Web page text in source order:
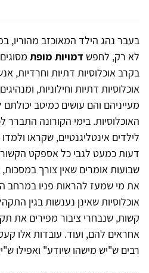
בעבר נהג הילד המאוכזב מהוריו,
לא רק, לחפש דמויות מופת
בקרב אוכלוסיות דתיות וחרדיות,
אוכלוסיות דתיות וחילוניות,
מעייניהם והם עושים כמיטב
האוכלוסיות. בימי הקורונה
לילדים אינטליגנטיים, שקראו
דעות כמעט לגבי כל אספקט
שבועות אומרים שאין צורך
את מי שמעז להראות פניו במרחב
אוכלוסיות שאינן נענשות בגין
קשות, שנבחרי ציבור מפירים את
אחראים להם, ועוד. עובדות אלו
רבים ש"יש מישהו שיודע" ואפילו